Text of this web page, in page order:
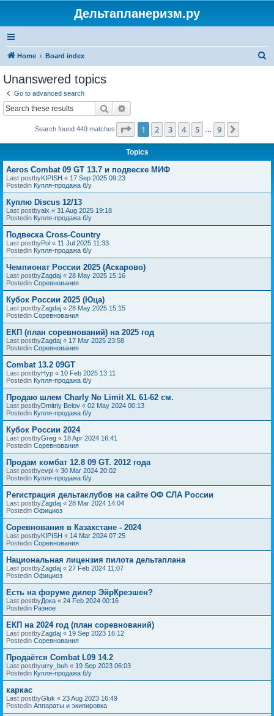
Дельтапланеризм.ру
Home Board index
Unanswered topics
Go to advanced search
Search
Search found 449 matches Page 1of 9
1 2 3 4 5 9
Topics
Aeros Combat 09 GT 13.7 и подвеске МИФ
Last postbyKIPISH « 17 Sep 2025 09:23
Postedin Купля-продажа б/у
Куплю Discus 12/13
Last postbyalx « 31 Aug 2025 19:18
Postedin Купля-продажа б/у
Подвеска Cross-Country
Last postbyPol « 11 Jul 2025 11:33
Postedin Купля-продажа б/у
Чемпионат России 2025 (Аскарово)
Last postbyZagdaj « 28 May 2025 15:16
Postedin Соревнования
Кубок России 2025 (Юца)
Last postbyZagdaj « 28 May 2025 15:15
Postedin Соревнования
ЕКП (план соревнований) на 2025 год
Last postbyZagdaj « 17 Mar 2025 23:58
Postedin Соревнования
Combat 13.2 09GT
Last postbyНур « 10 Feb 2025 13:11
Postedin Купля-продажа б/у
Продаю шлем Charly No Limit XL 61-62 см.
Last postbyDmitriy Belov « 02 May 2024 00:13
Postedin Купля-продажа б/у
Кубок России 2024
Last postbyGreg « 18 Apr 2024 16:41
Postedin Соревнования
Продам комбат 12.8 09 GT. 2012 года
Last postbyevpl « 30 Mar 2024 20:02
Postedin Купля-продажа б/у
Регистрация дельтаклубов на сайте ОФ СЛА России
Last postbyZagdaj « 28 Mar 2024 14:04
Postedin Официоз
Соревнования в Казахстане - 2024
Last postbyKIPISH « 14 Mar 2024 07:25
Postedin Соревнования
Национальная лицензия пилота дельтаплана
Last postbyZagdaj « 27 Feb 2024 11:07
Postedin Официоз
Есть на форуме дилер ЭйрКреэшен?
Last postbyДока « 24 Feb 2024 00:16
Postedin Разное
ЕКП на 2024 год (план соревнований)
Last postbyZagdaj « 19 Sep 2023 16:12
Postedin Соревнования
Продаётся Combat L09 14.2
Last postbyurry_buh « 19 Sep 2023 06:03
Postedin Купля-продажа б/у
каркас
Last postbyGluk « 23 Aug 2023 16:49
Postedin Аппараты и экипировка